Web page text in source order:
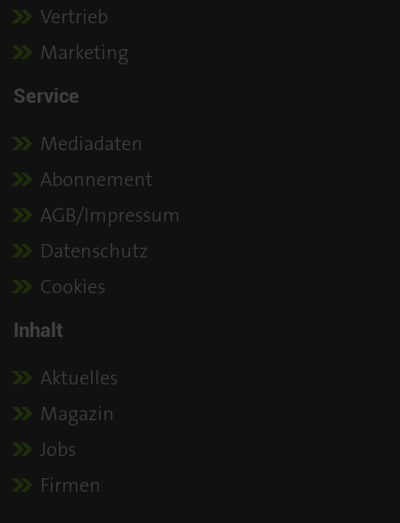
Vertrieb
Marketing
Service
Mediadaten
Abonnement
AGB/Impressum
Datenschutz
Cookies
Inhalt
Aktuelles
Magazin
Jobs
Firmen